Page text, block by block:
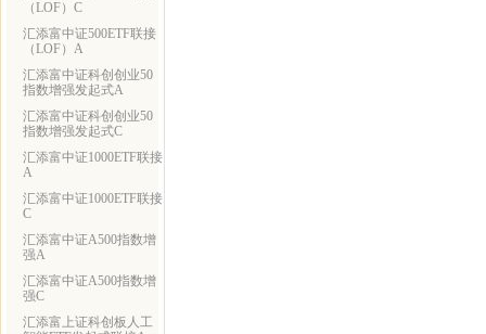
（LOF）C
汇添富中证500ETF联接
（LOF）A
汇添富中证科创创业50
指数增强发起式A
汇添富中证科创创业50
指数增强发起式C
汇添富中证1000ETF联接
A
汇添富中证1000ETF联接
C
汇添富中证A500指数增
强A
汇添富中证A500指数增
强C
汇添富上证科创板人工